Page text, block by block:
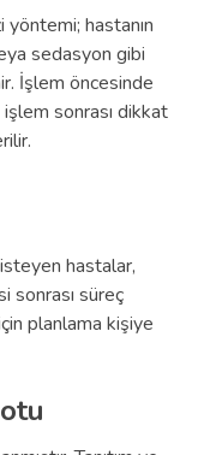
hastanın
sedasyon gibi
İşlem öncesinde
işlem sonrası dikkat
hastalar,
sonrası süreç
planlama kişiye